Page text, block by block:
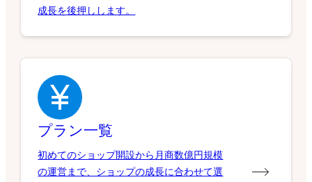
成長を後押しします。
プラン一覧
初めてのショップ開設から月商数億円規模
の運営まで、ショップの成長に合わせて選